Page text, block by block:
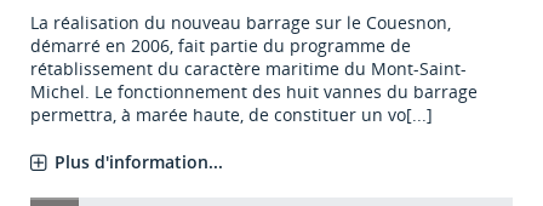
La réalisation du nouveau barrage sur le Couesnon,
démarré en 2006, fait partie du programme de
rétablissement du caractère maritime du Mont-Saint-
Michel. Le fonctionnement des huit vannes du barrage
permettra, à marée haute, de constituer un vo[...]
Plus d'information...